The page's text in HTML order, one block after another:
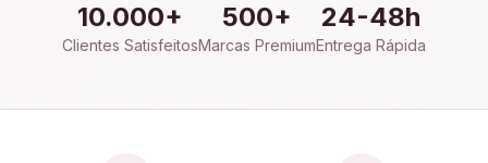
10.000+
Clientes Satisfeitos
500+
Marcas Premium
24-48h
Entrega Rápida